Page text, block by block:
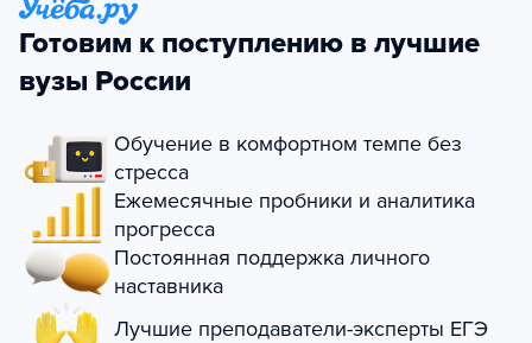
Готовим к поступлению в лучшие
вузы России
Обучение в комфортном темпе без
стресса
Ежемесячные пробники и аналитика
прогресса
Постоянная поддержка личного
наставника
Лучшие преподаватели-эксперты ЕГЭ